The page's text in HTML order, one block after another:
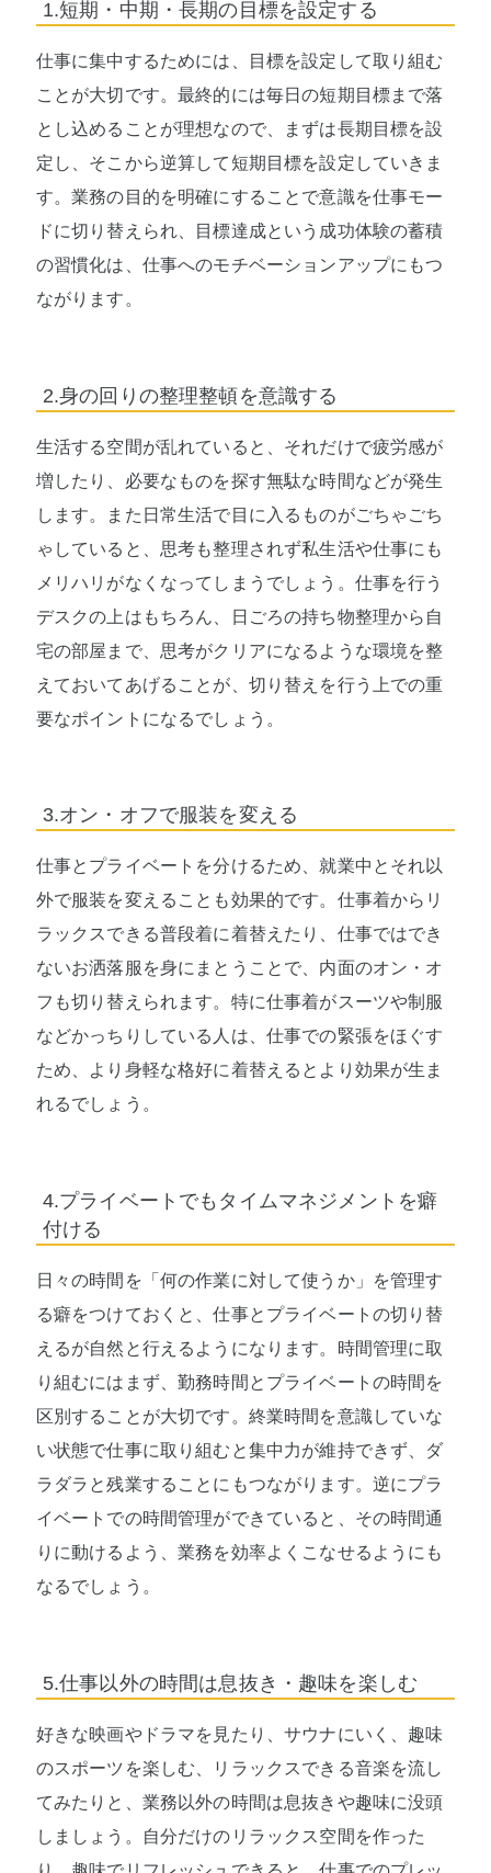
1.短期・中期・長期の目標を設定する
仕事に集中するためには、目標を設定して取り組む
ことが大切です。最終的には毎日の短期目標まで落
とし込めることが理想なので、まずは長期目標を設
定し、そこから逆算して短期目標を設定していきま
す。業務の目的を明確にすることで意識を仕事モー
ドに切り替えられ、目標達成という成功体験の蓄積
の習慣化は、仕事へのモチベーションアップにもつ
ながります。
2.身の回りの整理整頓を意識する
生活する空間が乱れていると、それだけで疲労感が
増したり、必要なものを探す無駄な時間などが発生
します。また日常生活で目に入るものがごちゃごち
ゃしていると、思考も整理されず私生活や仕事にも
メリハリがなくなってしまうでしょう。仕事を行う
デスクの上はもちろん、日ごろの持ち物整理から自
宅の部屋まで、思考がクリアになるような環境を整
えておいてあげることが、切り替えを行う上での重
要なポイントになるでしょう。
3.オン・オフで服装を変える
仕事とプライベートを分けるため、就業中とそれ以
外で服装を変えることも効果的です。仕事着からリ
ラックスできる普段着に着替えたり、仕事ではでき
ないお洒落服を身にまとうことで、内面のオン・オ
フも切り替えられます。特に仕事着がスーツや制服
などかっちりしている人は、仕事での緊張をほぐす
ため、より身軽な格好に着替えるとより効果が生ま
れるでしょう。
4.プライベートでもタイムマネジメントを癖
付ける
日々の時間を「何の作業に対して使うか」を管理す
る癖をつけておくと、仕事とプライベートの切り替
えるが自然と行えるようになります。時間管理に取
り組むにはまず、勤務時間とプライベートの時間を
区別することが大切です。終業時間を意識していな
い状態で仕事に取り組むと集中力が維持できず、ダ
ラダラと残業することにもつながります。逆にプラ
イベートでの時間管理ができていると、その時間通
りに動けるよう、業務を効率よくこなせるようにも
なるでしょう。
5.仕事以外の時間は息抜き・趣味を楽しむ
好きな映画やドラマを見たり、サウナにいく、趣味
のスポーツを楽しむ、リラックスできる音楽を流し
てみたりと、業務以外の時間は息抜きや趣味に没頭
しましょう。自分だけのリラックス空間を作った